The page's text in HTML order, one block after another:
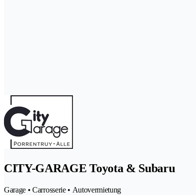
CITY-GARAGE Toyota & Subaru
Garage • Carrosserie • Autovermietung